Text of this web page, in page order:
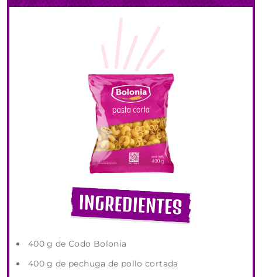
400 g de Codo Bolonia
400 g de pechuga de pollo cortada